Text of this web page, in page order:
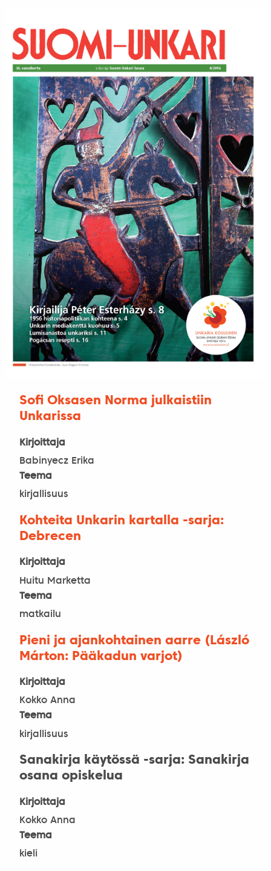
Sofi Oksasen Norma julkaistiin
Unkarissa
Kirjoittaja
Babinyecz Erika
Teema
kirjallisuus
Kohteita Unkarin kartalla -sarja:
Debrecen
Kirjoittaja
Huitu Marketta
Teema
matkailu
Pieni ja ajankohtainen aarre (László
Márton: Pääkadun varjot)
Kirjoittaja
Kokko Anna
Teema
kirjallisuus
Sanakirja käytössä -sarja: Sanakirja
osana opiskelua
Kirjoittaja
Kokko Anna
Teema
kieli